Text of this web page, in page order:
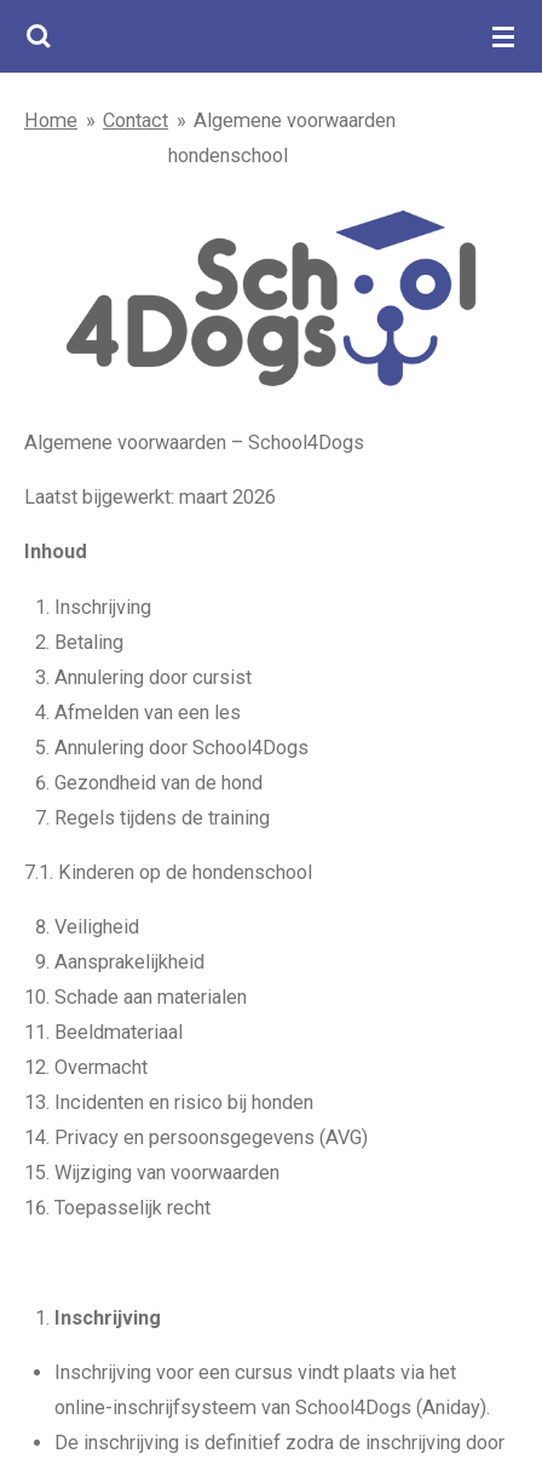
Ga
de
Home » Contact » Algemene voorwaarden
hondenschool
Algemene voorwaarden – School4Dogs
Laatst bijgewerkt: maart 2026
Inhoud
Inschrijving
Betaling
Annulering door cursist
Afmelden van een les
Annulering door School4Dogs
Gezondheid van de hond
Regels tijdens de training
7.1. Kinderen op de hondenschool
Veiligheid
Aansprakelijkheid
Schade aan materialen
Beeldmateriaal
Overmacht
Incidenten en risico bij honden
Privacy en persoonsgegevens (AVG)
Wijziging van voorwaarden
Toepasselijk recht
Inschrijving
Inschrijving voor een cursus vindt plaats via het
online-inschrijfsysteem van School4Dogs (Aniday).
De inschrijving is definitief zodra de inschrijving door